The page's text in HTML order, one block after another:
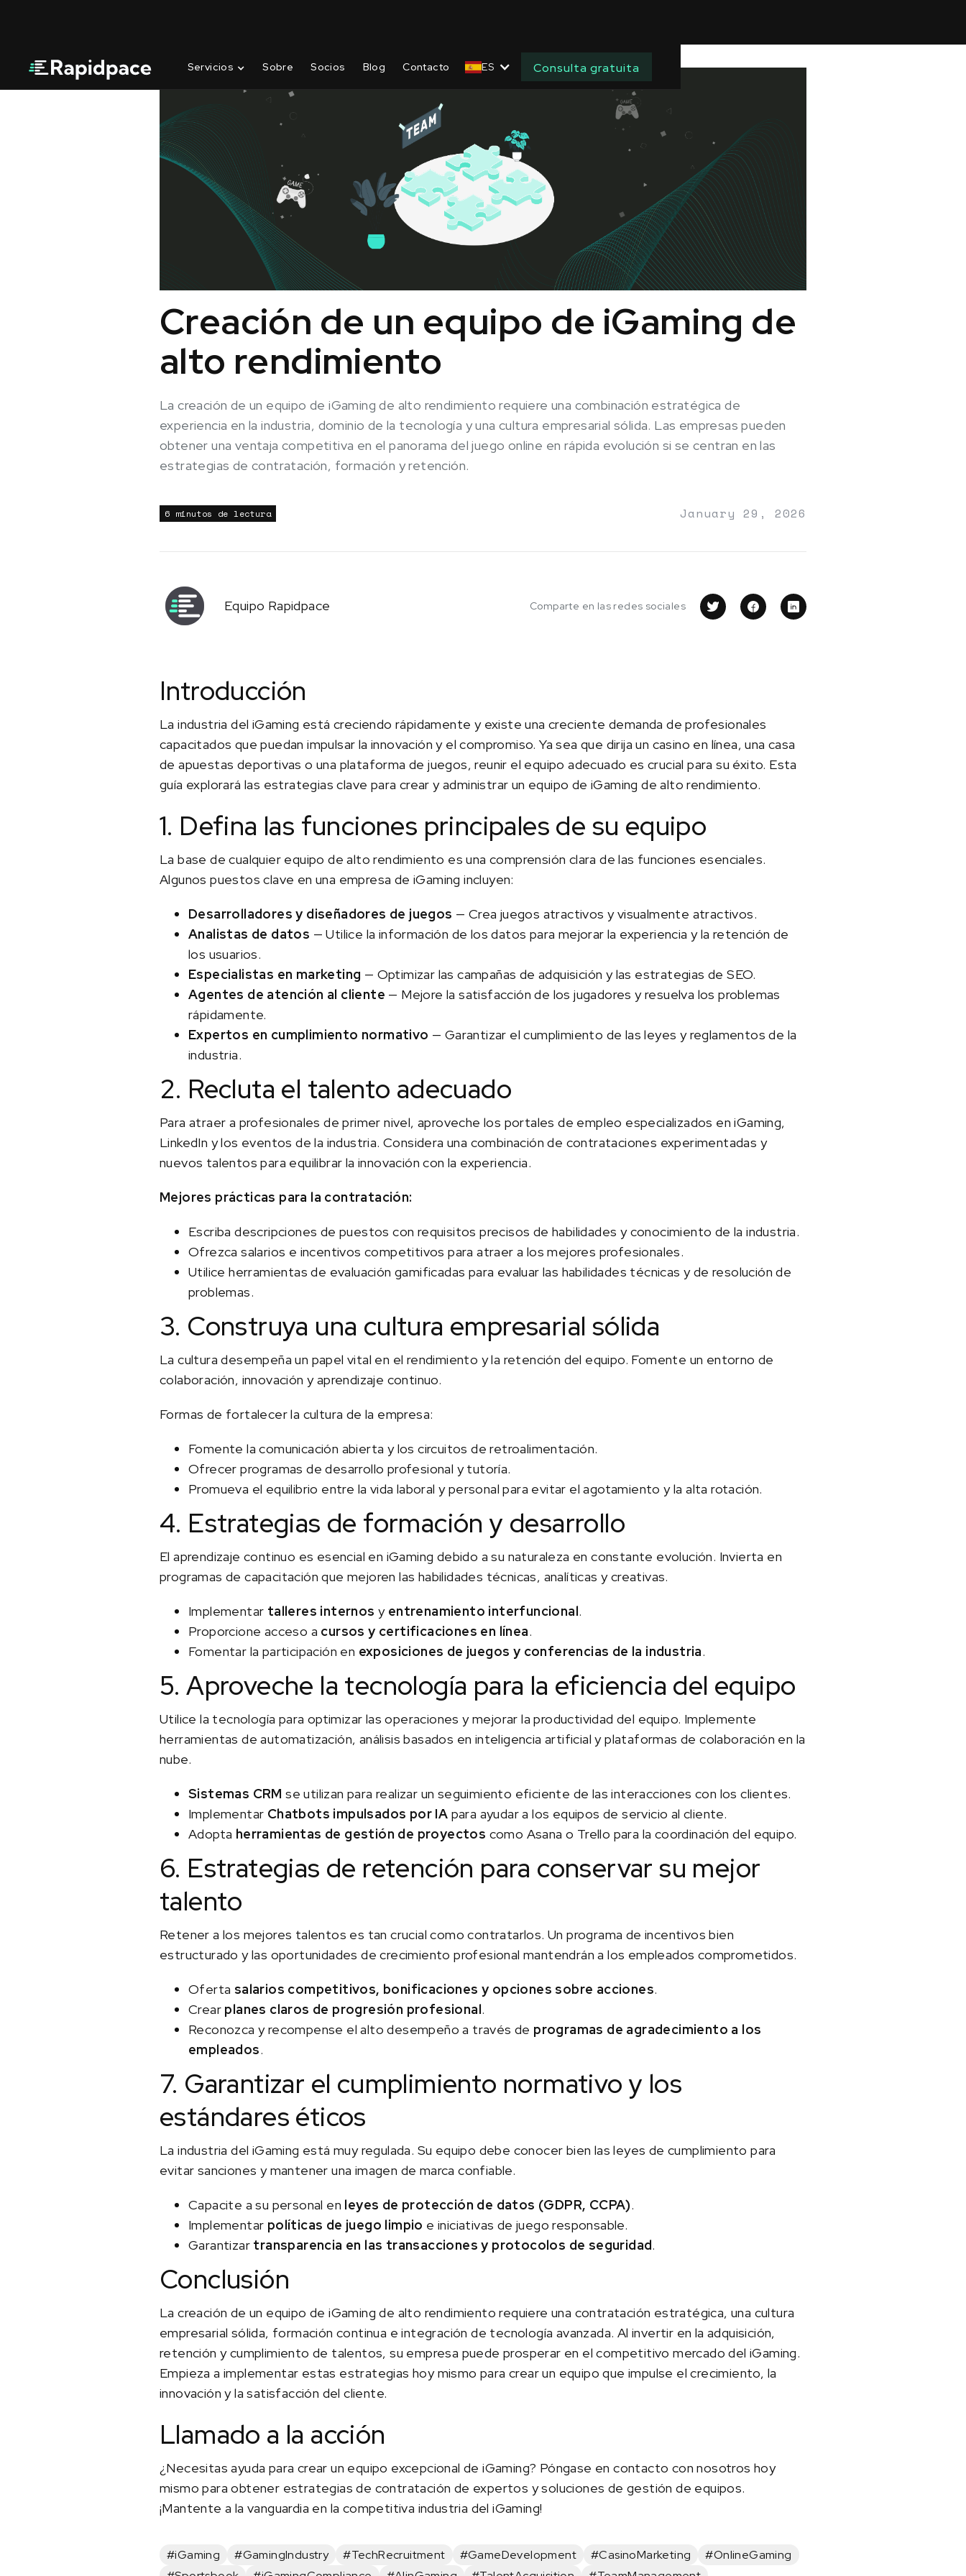
Servicios Sobre Socios Blog Contacto ES Consulta gratuita
Creación de un equipo de iGaming de
alto rendimiento
La creación de un equipo de iGaming de alto rendimiento requiere una combinación estratégica de
experiencia en la industria, dominio de la tecnología y una cultura empresarial sólida. Las empresas pueden
obtener una ventaja competitiva en el panorama del juego online en rápida evolución si se centran en las
estrategias de contratación, formación y retención.
6 minutos de lectura January 29, 2026
Equipo Rapidpace Comparte en las redes sociales
Introducción
La industria del iGaming está creciendo rápidamente y existe una creciente demanda de profesionales
capacitados que puedan impulsar la innovación y el compromiso. Ya sea que dirija un casino en línea, una casa
de apuestas deportivas o una plataforma de juegos, reunir el equipo adecuado es crucial para su éxito. Esta
guía explorará las estrategias clave para crear y administrar un equipo de iGaming de alto rendimiento.
1. Defina las funciones principales de su equipo
La base de cualquier equipo de alto rendimiento es una comprensión clara de las funciones esenciales.
Algunos puestos clave en una empresa de iGaming incluyen:
Desarrolladores y diseñadores de juegos — Crea juegos atractivos y visualmente atractivos.
Analistas de datos — Utilice la información de los datos para mejorar la experiencia y la retención de
los usuarios.
Especialistas en marketing — Optimizar las campañas de adquisición y las estrategias de SEO.
Agentes de atención al cliente — Mejore la satisfacción de los jugadores y resuelva los problemas
rápidamente.
Expertos en cumplimiento normativo — Garantizar el cumplimiento de las leyes y reglamentos de la
industria.
2. Recluta el talento adecuado
Para atraer a profesionales de primer nivel, aproveche los portales de empleo especializados en iGaming,
LinkedIn y los eventos de la industria. Considera una combinación de contrataciones experimentadas y
nuevos talentos para equilibrar la innovación con la experiencia.
Mejores prácticas para la contratación:
Escriba descripciones de puestos con requisitos precisos de habilidades y conocimiento de la industria.
Ofrezca salarios e incentivos competitivos para atraer a los mejores profesionales.
Utilice herramientas de evaluación gamificadas para evaluar las habilidades técnicas y de resolución de
problemas.
3. Construya una cultura empresarial sólida
La cultura desempeña un papel vital en el rendimiento y la retención del equipo. Fomente un entorno de
colaboración, innovación y aprendizaje continuo.
Formas de fortalecer la cultura de la empresa:
Fomente la comunicación abierta y los circuitos de retroalimentación.
Ofrecer programas de desarrollo profesional y tutoría.
Promueva el equilibrio entre la vida laboral y personal para evitar el agotamiento y la alta rotación.
4. Estrategias de formación y desarrollo
El aprendizaje continuo es esencial en iGaming debido a su naturaleza en constante evolución. Invierta en
programas de capacitación que mejoren las habilidades técnicas, analíticas y creativas.
Implementar talleres internos y entrenamiento interfuncional.
Proporcione acceso a cursos y certificaciones en línea.
Fomentar la participación en exposiciones de juegos y conferencias de la industria.
5. Aproveche la tecnología para la eficiencia del equipo
Utilice la tecnología para optimizar las operaciones y mejorar la productividad del equipo. Implemente
herramientas de automatización, análisis basados en inteligencia artificial y plataformas de colaboración en la
nube.
Sistemas CRM se utilizan para realizar un seguimiento eficiente de las interacciones con los clientes.
Implementar Chatbots impulsados por IA para ayudar a los equipos de servicio al cliente.
Adopta herramientas de gestión de proyectos como Asana o Trello para la coordinación del equipo.
6. Estrategias de retención para conservar su mejor
talento
Retener a los mejores talentos es tan crucial como contratarlos. Un programa de incentivos bien
estructurado y las oportunidades de crecimiento profesional mantendrán a los empleados comprometidos.
Oferta salarios competitivos, bonificaciones y opciones sobre acciones.
Crear planes claros de progresión profesional.
Reconozca y recompense el alto desempeño a través de programas de agradecimiento a los
empleados.
7. Garantizar el cumplimiento normativo y los
estándares éticos
La industria del iGaming está muy regulada. Su equipo debe conocer bien las leyes de cumplimiento para
evitar sanciones y mantener una imagen de marca confiable.
Capacite a su personal en leyes de protección de datos (GDPR, CCPA).
Implementar políticas de juego limpio e iniciativas de juego responsable.
Garantizar transparencia en las transacciones y protocolos de seguridad.
Conclusión
La creación de un equipo de iGaming de alto rendimiento requiere una contratación estratégica, una cultura
empresarial sólida, formación continua e integración de tecnología avanzada. Al invertir en la adquisición,
retención y cumplimiento de talentos, su empresa puede prosperar en el competitivo mercado del iGaming.
Empieza a implementar estas estrategias hoy mismo para crear un equipo que impulse el crecimiento, la
innovación y la satisfacción del cliente.
Llamado a la acción
¿Necesitas ayuda para crear un equipo excepcional de iGaming? Póngase en contacto con nosotros hoy
mismo para obtener estrategias de contratación de expertos y soluciones de gestión de equipos.
¡Mantente a la vanguardia en la competitiva industria del iGaming!
#iGaming #GamingIndustry #TechRecruitment #GameDevelopment #CasinoMarketing
#OnlineGaming